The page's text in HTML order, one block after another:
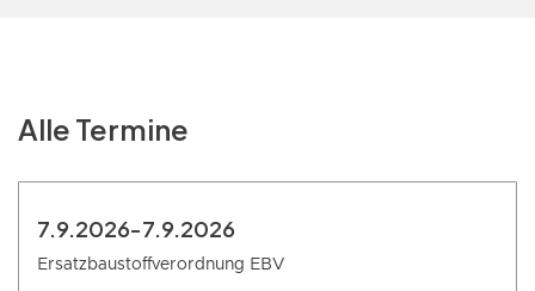
Alle Termine
7.9.2026-7.9.2026
Ersatzbaustoffverordnung EBV